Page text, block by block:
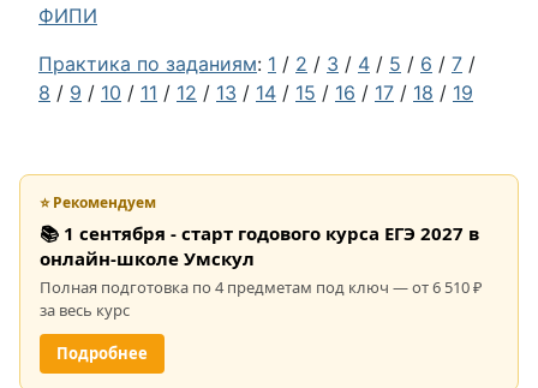
ФИПИ
Практика по заданиям: 1 / 2 / 3 / 4 / 5 / 6 / 7 /
8 / 9 / 10 / 11 / 12 / 13 / 14 / 15 / 16 / 17 / 18 / 19
⭐ Рекомендуем
📚 1 сентября - старт годового курса ЕГЭ 2027 в
онлайн-школе Умскул
Полная подготовка по 4 предметам под ключ — от 6 510 ₽
за весь курс
Подробнее